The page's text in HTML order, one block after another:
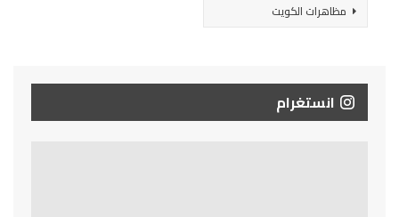
مظاهرات الكويت
انستغرام